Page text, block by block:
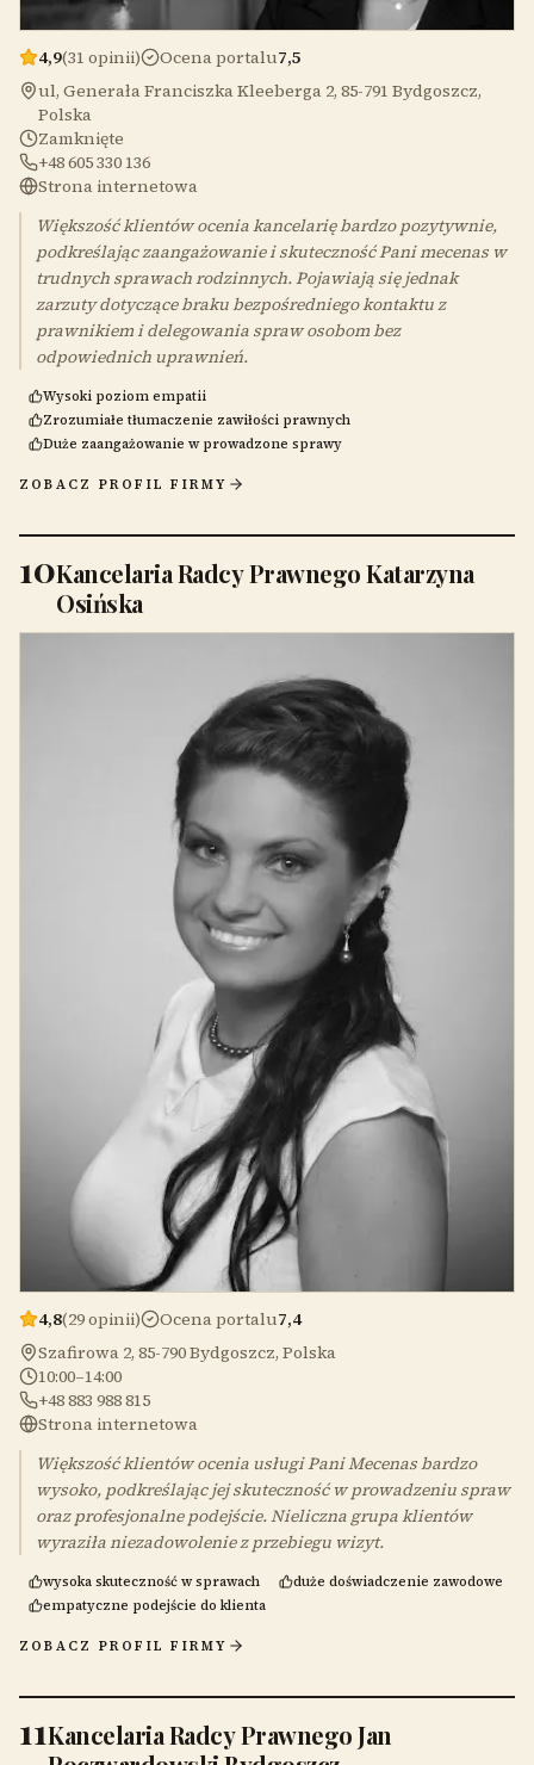
4,9(31 opinii) Ocena portalu7,5
ul, Generała Franciszka Kleeberga 2, 85-791 Bydgoszcz,
Polska
Zamknięte
+48 605 330 136
Strona internetowa
Większość klientów ocenia kancelarię bardzo pozytywnie,
podkreślając zaangażowanie i skuteczność Pani mecenas w
trudnych sprawach rodzinnych. Pojawiają się jednak
zarzuty dotyczące braku bezpośredniego kontaktu z
prawnikiem i delegowania spraw osobom bez
odpowiednich uprawnień.
Wysoki poziom empatii
Zrozumiałe tłumaczenie zawiłości prawnych
Duże zaangażowanie w prowadzone sprawy
ZOBACZ PROFIL FIRMY
10Kancelaria Radcy Prawnego Katarzyna
Osińska
4,8(29 opinii) Ocena portalu7,4
Szafirowa 2, 85-790 Bydgoszcz, Polska
10:00–14:00
+48 883 988 815
Strona internetowa
Większość klientów ocenia usługi Pani Mecenas bardzo
wysoko, podkreślając jej skuteczność w prowadzeniu spraw
oraz profesjonalne podejście. Nieliczna grupa klientów
wyraziła niezadowolenie z przebiegu wizyt.
wysoka skuteczność w sprawach
duże doświadczenie zawodowe
empatyczne podejście do klienta
ZOBACZ PROFIL FIRMY
11Kancelaria Radcy Prawnego Jan